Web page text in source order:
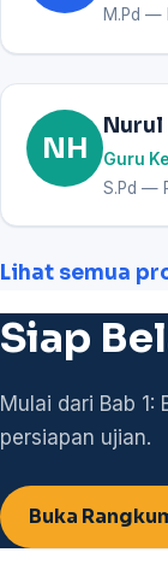
M.Pd —
NH
Nurul
Guru
S.Pd —
Lihat semua
Siap
Mulai dari Bab
persiapan ujian.
Buka